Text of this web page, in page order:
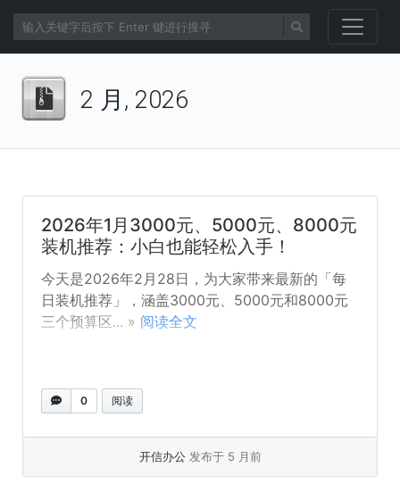
2 月, 2026
2026年1月3000元、5000元、8000元
装机推荐：小白也能轻松入手！
今天是2026年2月28日，为大家带来最新的「每
日装机推荐」，涵盖3000元、5000元和8000元
三个预算区... » 阅读全文
0 阅读
开信办公 发布于 5 月前